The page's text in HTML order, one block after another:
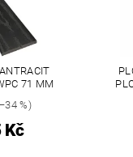
71 MM
%)